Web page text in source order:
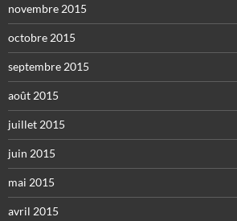
novembre 2015
octobre 2015
septembre 2015
août 2015
juillet 2015
juin 2015
mai 2015
avril 2015